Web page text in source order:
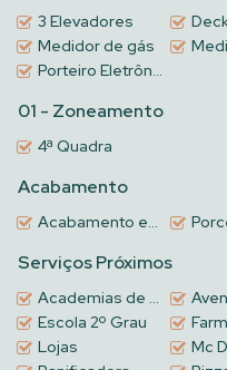
Vaga de Garagem:2
Distância do Mar:655
Data de Entrega:
Localizado na Rua 256, nº
Torre única com 17
Entre em contato agora
consultar as condições de
3 Elevadores
Medidor de gás
Porteiro Eletrônico
01 - Zoneamento
4ª Quadra
Acabamento
Acabamento em gesso
Serviços Próximos
Academias de ginástica
Escola 2º Grau
Lojas
Mc